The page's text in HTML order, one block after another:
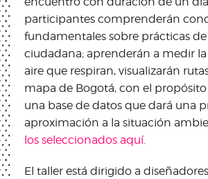
participantes comprenderán
fundamentales sobre prácticas
ciudadana; aprenderán a medir
aire que respiran, visualizarán
mapa de Bogotá, con el
una base de datos que dará una
aproximación a la situación
los seleccionados aquí.
El taller está dirigido a